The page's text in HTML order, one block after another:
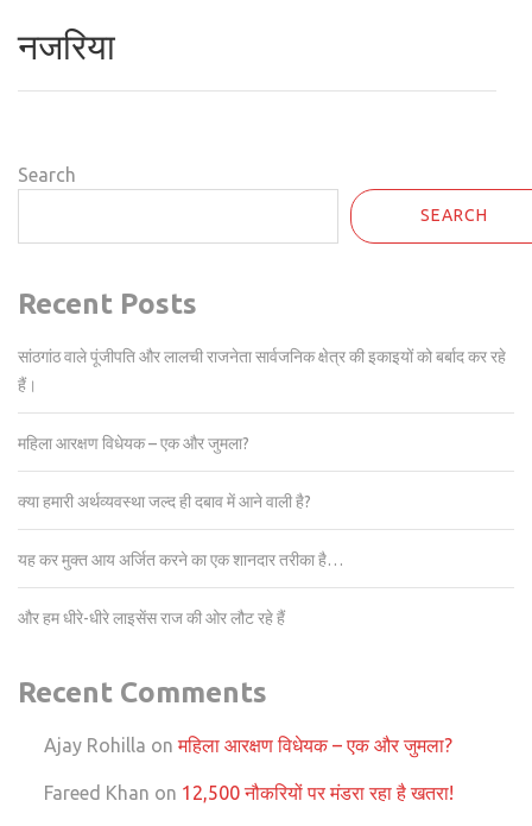
नजरिया
Search
SEARCH
Recent Posts
सांठगांठ वाले पूंजीपति और लालची राजनेता सार्वजनिक क्षेत्र की इकाइयों को बर्बाद कर रहे
हैं।
महिला आरक्षण विधेयक – एक और जुमला?
क्या हमारी अर्थव्यवस्था जल्द ही दबाव में आने वाली है?
यह कर मुक्त आय अर्जित करने का एक शानदार तरीका है…
और हम धीरे-धीरे लाइसेंस राज की ओर लौट रहे हैं
Recent Comments
Ajay Rohilla onमहिला आरक्षण विधेयक – एक और जुमला?
Fareed Khan on 12,500 नौकरियों पर मंडरा रहा है खतरा!